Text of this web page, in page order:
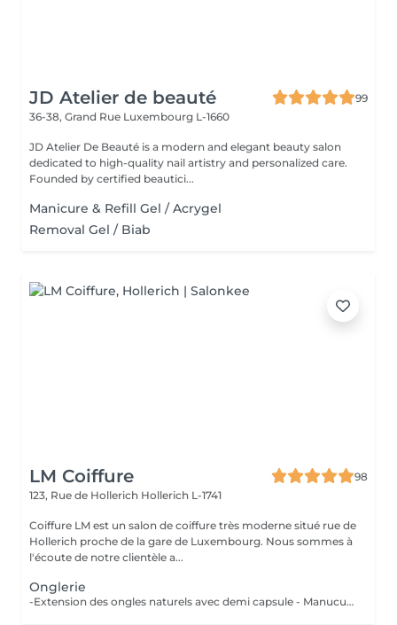
JD Atelier de beauté
99
36-38, Grand Rue Luxembourg L-1660
JD Atelier De Beauté is a modern and elegant beauty salon
dedicated to high-quality nail artistry and personalized care.
Founded by certified beautici...
Manicure & Refill Gel / Acrygel
Removal Gel / Biab
LM Coiffure
98
123, Rue de Hollerich Hollerich L-1741
Coiffure LM est un salon de coiffure très moderne situé rue de
Hollerich proche de la gare de Luxembourg. Nous sommes à
l'écoute de notre clientèle a...
Onglerie
-Extension des ongles naturels avec demi capsule - Manucure combinée incluse ( Si vous voulez une french babyboomer, déco, veuillez svp cocher l'onglet en plus) - Remplissage de vos ongles avec du gel - Entre 3 et 4 semaine maximum